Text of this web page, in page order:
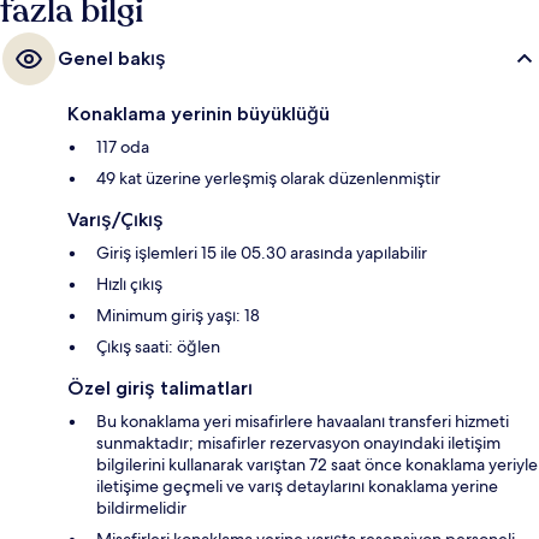
fazla bilgi
Genel bakış
Konaklama yerinin büyüklüğü
117 oda
49 kat üzerine yerleşmiş olarak düzenlenmiştir
Varış/Çıkış
Giriş işlemleri 15 ile 05.30 arasında yapılabilir
Hızlı çıkış
Minimum giriş yaşı: 18
Çıkış saati: öğlen
Özel giriş talimatları
Bu konaklama yeri misafirlere havaalanı transferi hizmeti
sunmaktadır; misafirler rezervasyon onayındaki iletişim
bilgilerini kullanarak varıştan 72 saat önce konaklama yeriyle
iletişime geçmeli ve varış detaylarını konaklama yerine
bildirmelidir